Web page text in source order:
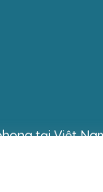
tại Việt